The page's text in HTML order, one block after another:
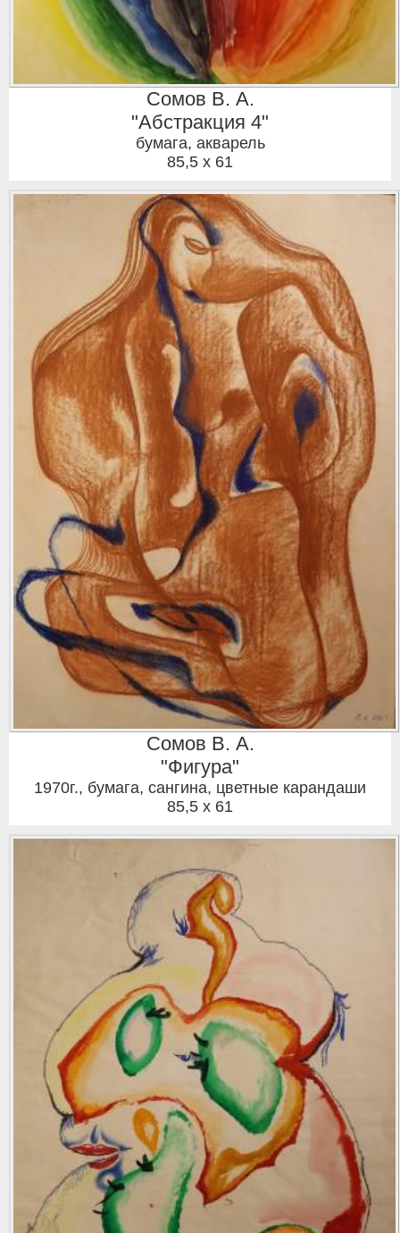
Сомов В. А.
"Абстракция 4"
бумага, акварель
85,5 x 61
Сомов В. А.
"Фигура"
1970г., бумага, сангина, цветные карандаши
85,5 x 61